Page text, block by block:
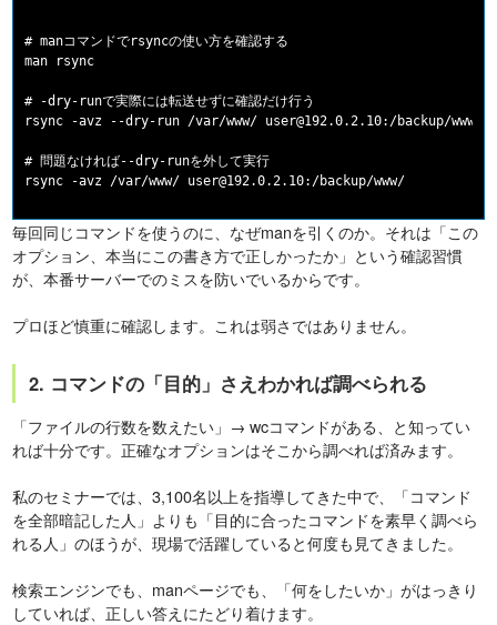
# manコマンドでrsyncの使い方を確認する
man rsync
# -dry-runで実際には転送せずに確認だけ行う
rsync -avz --dry-run /var/www/ user@192.0.2.10:/backup/www/
# 問題なければ--dry-runを外して実行
毎回同じコマンドを使うのに、なぜmanを引くのか。それは「この
オプション、本当にこの書き方で正しかったか」という確認習慣
が、本番サーバーでのミスを防いでいるからです。
プロほど慎重に確認します。これは弱さではありません。
2. コマンドの「目的」さえわかれば調べられる
「ファイルの行数を数えたい」→ wcコマンドがある、と知ってい
れば十分です。正確なオプションはそこから調べれば済みます。
私のセミナーでは、3,100名以上を指導してきた中で、「コマンド
を全部暗記した人」よりも「目的に合ったコマンドを素早く調べら
れる人」のほうが、現場で活躍していると何度も見てきました。
検索エンジンでも、manページでも、「何をしたいか」がはっきり
していれば、正しい答えにたどり着けます。